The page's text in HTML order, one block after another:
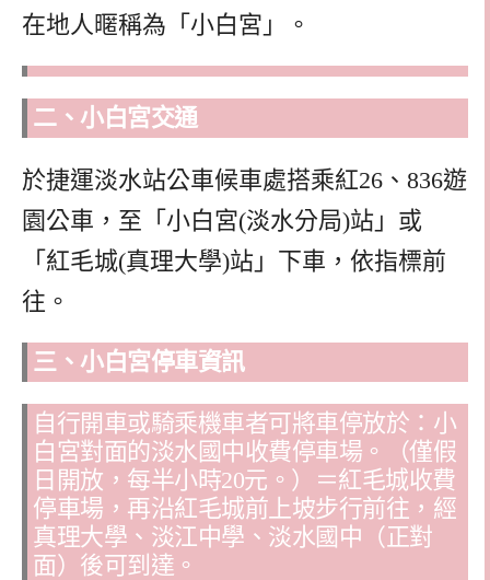
在地人暱稱為「小白宮」。
二、小白宮交通
於捷運淡水站公車候車處搭乘紅26、836遊
園公車，至「小白宮(淡水分局)站」或
「紅毛城(真理大學)站」下車，依指標前
往。
三、小白宮停車資訊
自行開車或騎乘機車者可將車停放於：小
白宮對面的淡水國中收費停車場。（僅假
日開放，每半小時20元。）＝紅毛城收費
停車場，再沿紅毛城前上坡步行前往，經
真理大學、淡江中學、淡水國中（正對
面）後可到達。